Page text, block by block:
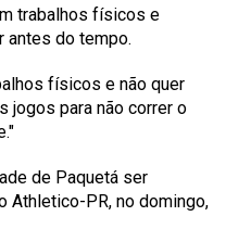
trabalhos físicos e
antes do tempo.
físicos e não quer
jogos para não correr o
de Paquetá ser
Athletico-PR, no domingo,